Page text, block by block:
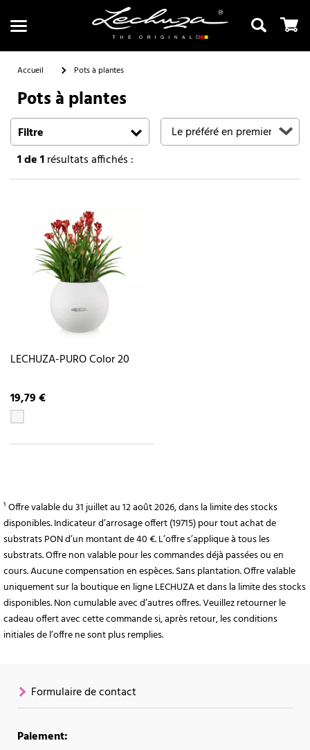
Recherche
Accueil Pots à plantes
Pots à plantes
Filtre
1de 1résultats affichés :
LECHUZA-PURO Color 20
19,79 €
¹ Offre valable du 31 juillet au 12 août 2026, dans la limite des stocks
disponibles. Indicateur d’arrosage offert (19715) pour tout achat de
substrats PON d’un montant de 40 €. L’offre s’applique à tous les
substrats. Offre non valable pour les commandes déjà passées ou en
cours. Aucune compensation en espèces. Sans plantation. Offre valable
uniquement sur la boutique en ligne LECHUZA et dans la limite des stocks
disponibles. Non cumulable avec d’autres offres. Veuillez retourner le
cadeau offert avec cette commande si, après retour, les conditions
initiales de l’offre ne sont plus remplies.
Formulaire de contact
Paiement: